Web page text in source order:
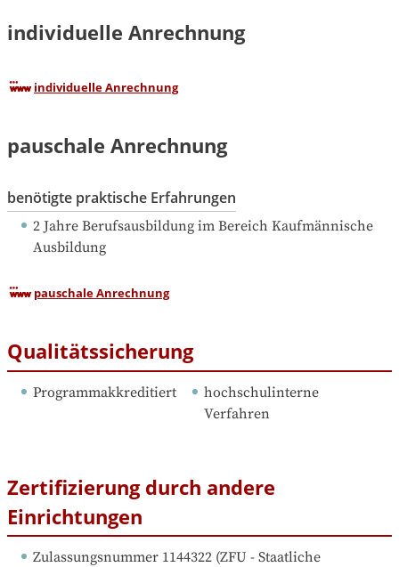
individuelle Anrechnung
individuelle Anrechnung
pauschale Anrechnung
benötigte praktische Erfahrungen
2 Jahre Berufsausbildung im Bereich Kaufmännische
Ausbildung
pauschale Anrechnung
Qualitätssicherung
Programmakkreditiert
hochschulinterne
Verfahren
Zertifizierung durch andere
Einrichtungen
Zulassungsnummer 1144322 (ZFU - Staatliche